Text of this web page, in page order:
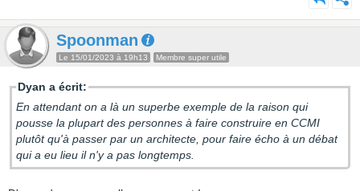
Spoonman
Le 15/01/2023 à 19h13 Membre super utile
Dyan a écrit:
En attendant on a là un superbe exemple de la raison qui
pousse la plupart des personnes à faire construire en CCMI
plutôt qu'à passer par un architecte, pour faire écho à un débat
qui a eu lieu il n'y a pas longtemps.